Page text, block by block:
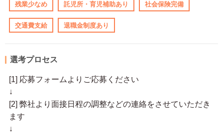
残業少なめ 託児所・育児補助あり 社会保険完備
交通費支給 退職金制度あり
選考プロセス
[1] 応募フォームよりご応募ください
↓
[2] 弊社より面接日程の調整などの連絡をさせていただき
ます
↓